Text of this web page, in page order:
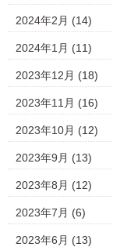
2024年2月 (14)
2024年1月 (11)
2023年12月 (18)
2023年11月 (16)
2023年10月 (12)
2023年9月 (13)
2023年8月 (12)
2023年7月 (6)
2023年6月 (13)